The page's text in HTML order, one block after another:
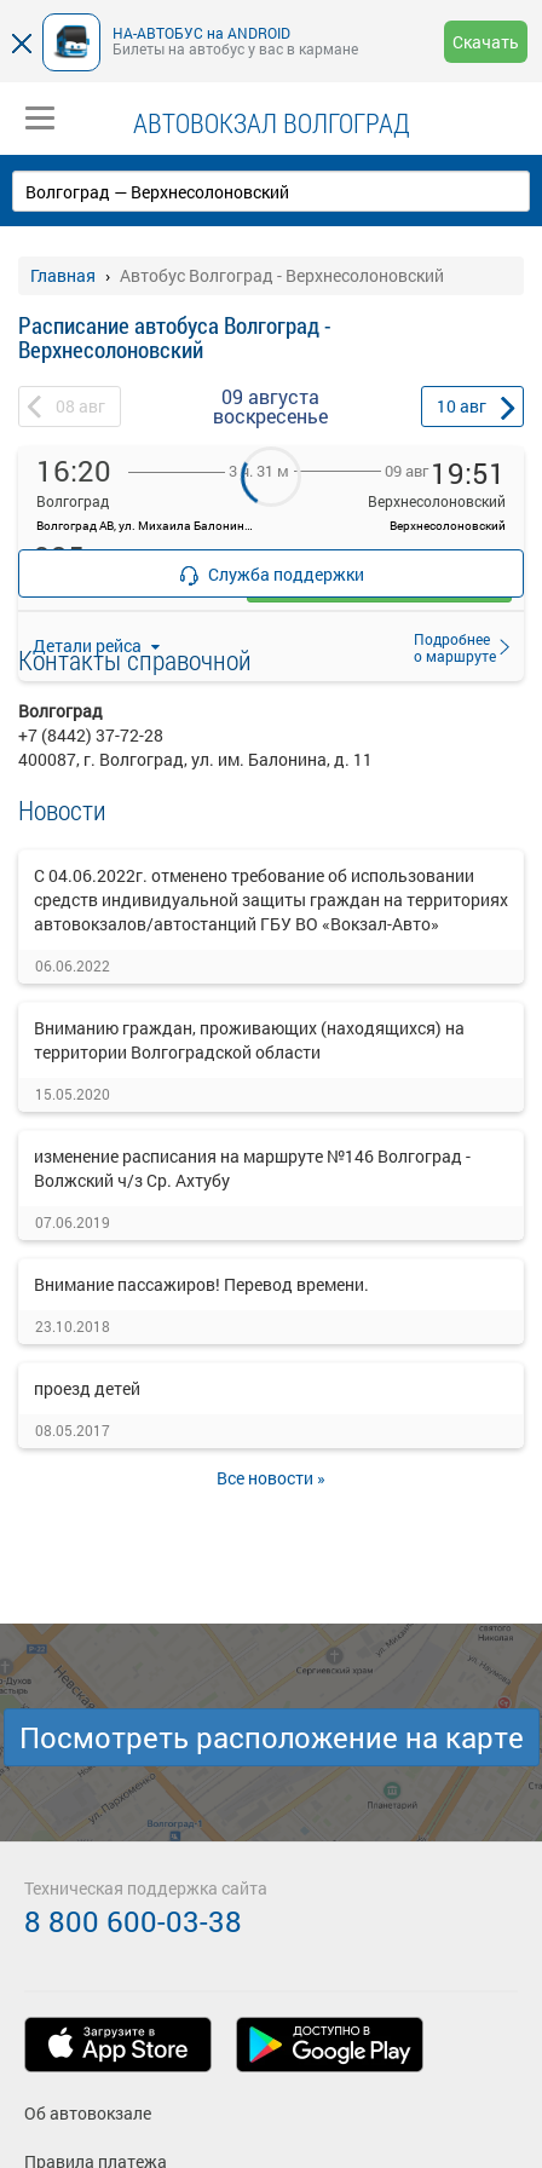
НА-АВТОБУС на ANDROID
Билеты на автобус у вас в кармане
Скачать
АВТОВОКЗАЛ ВОЛГОГРАД
Главная Автобус Волгоград - Верхнесолоновский
Расписание автобуса Волгоград -
Верхнесолоновский
08 авг 09 августа
воскресенье 10авг
16:20
Волгоград
Волгоград АВ, ул. Михаила Балонина, 11
3 ч. 31 м 09 авг 19:51
Верхнесолоновский
Верхнесолоновский
Детали рейса
Подробнее
о маршруте
935
Выбрать
Служба поддержки
Контакты справочной
Волгоград
+7 (8442) 37-72-28
400087, г. Волгоград, ул. им. Балонина, д. 11
Новости
С 04.06.2022г. отменено требование об использовании
средств индивидуальной защиты граждан на территориях
автовокзалов/автостанций ГБУ ВО «Вокзал-Авто»
06.06.2022
Вниманию граждан, проживающих (находящихся) на
территории Волгоградской области
15.05.2020
изменение расписания на маршруте №146 Волгоград -
Волжский ч/з Ср. Ахтубу
07.06.2019
Внимание пассажиров! Перевод времени.
23.10.2018
проезд детей
08.05.2017
Все новости »
Посмотреть расположение на карте
Об автовокзале
Правила платежа
Техническая поддержка сайта
8 800 600-03-38